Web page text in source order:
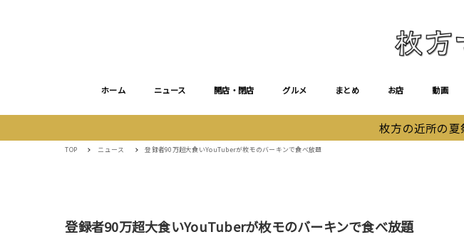
ホーム ニュース 開店・閉店 グルメ まとめ お店 動画
枚方の近所の
TOP ニュース 登録者90万超大食いYouTuberが枚モのバーキンで食べ放題
登録者90万超大食いYouTuberが枚モのバーキンで食べ放題